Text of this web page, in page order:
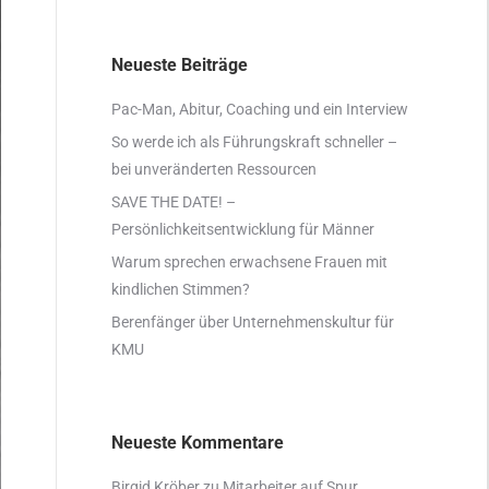
Neueste Beiträge
Pac-Man, Abitur, Coaching und ein Interview
So werde ich als Führungskraft schneller –
bei unveränderten Ressourcen
SAVE THE DATE! –
Persönlichkeitsentwicklung für Männer
Warum sprechen erwachsene Frauen mit
kindlichen Stimmen?
Berenfänger über Unternehmenskultur für
KMU
Neueste Kommentare